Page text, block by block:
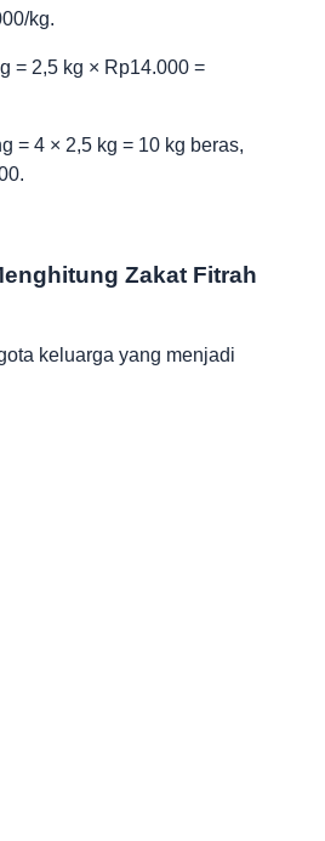
kg.
= 2,5 kg × Rp14.000 =
= 4 × 2,5 kg = 10 kg beras,
Zakat Fitrah
keluarga yang menjadi